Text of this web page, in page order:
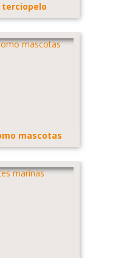
terciopelo
mascotas